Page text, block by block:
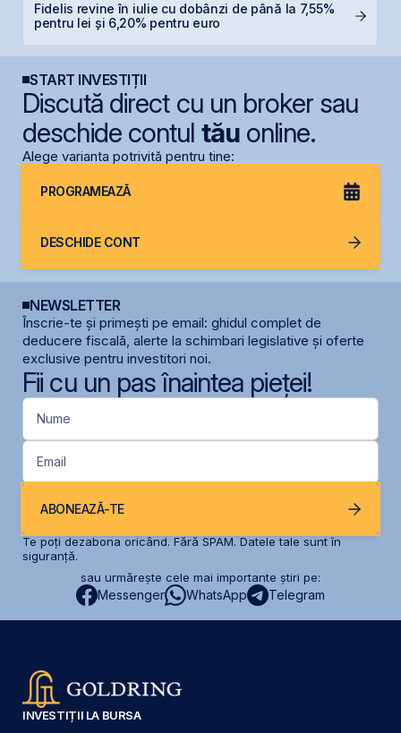
Fidelis revine în iulie cu dobânzi de până la 7,55%
pentru lei și 6,20% pentru euro
START INVESTIȚII
Discută direct cu un broker sau
deschide contul tăuonline.
Alege varianta potrivită pentru tine:
PROGRAMEAZĂ
DESCHIDE CONT
NEWSLETTER
Înscrie-te și primești pe email: ghidul complet de
deducere fiscală, alerte la schimbari legislative și oferte
exclusive pentru investitori noi.
Fii cu un pas înaintea pieței!
Nume
Email
ABONEAZĂ-TE
Te poți dezabona oricând. Fără SPAM. Datele tale sunt în
siguranță.
sau urmărește cele mai importante știri pe:
Messenger WhatsApp Telegram
INVESTIȚII LA BURSA